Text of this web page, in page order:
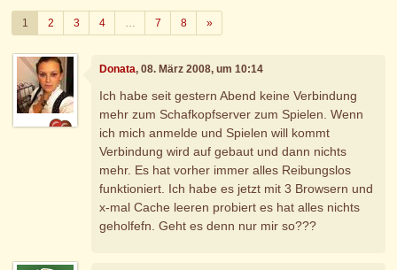
1 2 3 4 … 7 8 »Weiter
Donata, 08. März 2008, um 10:14
Ich habe seit gestern Abend keine Verbindung
mehr zum Schafkopfserver zum Spielen. Wenn
ich mich anmelde und Spielen will kommt
Verbindung wird auf gebaut und dann nichts
mehr. Es hat vorher immer alles Reibungslos
funktioniert. Ich habe es jetzt mit 3 Browsern und
x-mal Cache leeren probiert es hat alles nichts
geholfefn. Geht es denn nur mir so???